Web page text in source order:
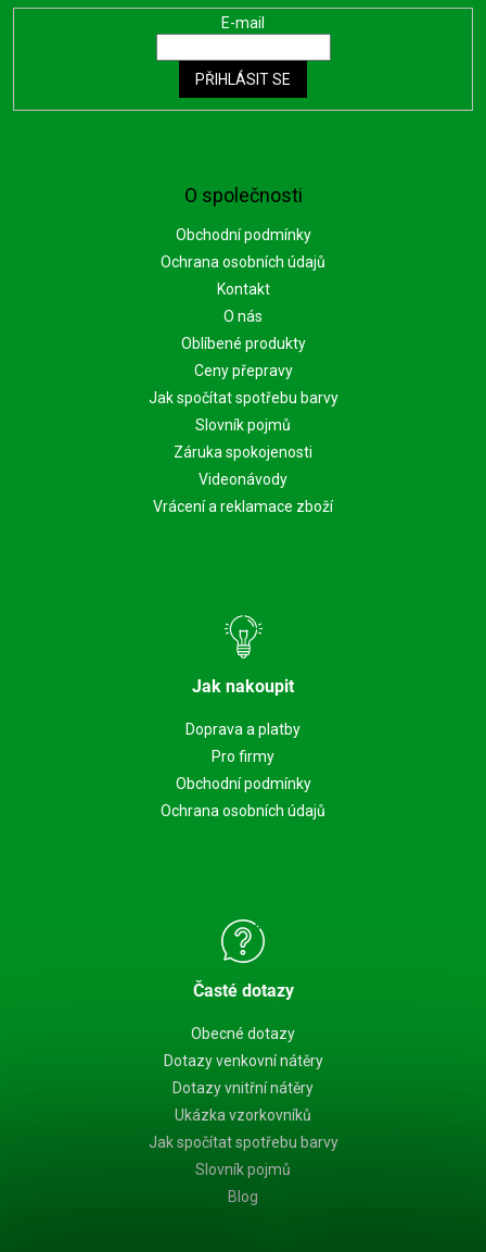
O společnosti
Obchodní podmínky
Ochrana osobních údajů
Kontakt
O nás
Oblíbené produkty
Ceny přepravy
Jak spočítat spotřebu barvy
Slovník pojmů
Záruka spokojenosti
Videonávody
Vrácení a reklamace zboží
Jak nakoupit
Doprava a platby
Pro firmy
Obchodní podmínky
Ochrana osobních údajů
Časté dotazy
Obecné dotazy
Dotazy venkovní nátěry
Dotazy vnitřní nátěry
Ukázka vzorkovníků
Jak spočítat spotřebu barvy
Slovník pojmů
Blog
E-mail
PŘIHLÁSIT SE